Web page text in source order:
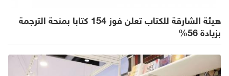
هيئة الشارقة للكتاب تعلن فوز 154 كتابا بمنحة الترجمة
بزيادة 56%